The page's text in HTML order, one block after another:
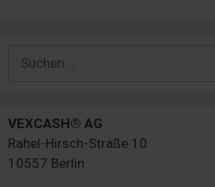
nach:
VEXCASH® AG
Rahel-Hirsch-Straße 10
10557 Berlin